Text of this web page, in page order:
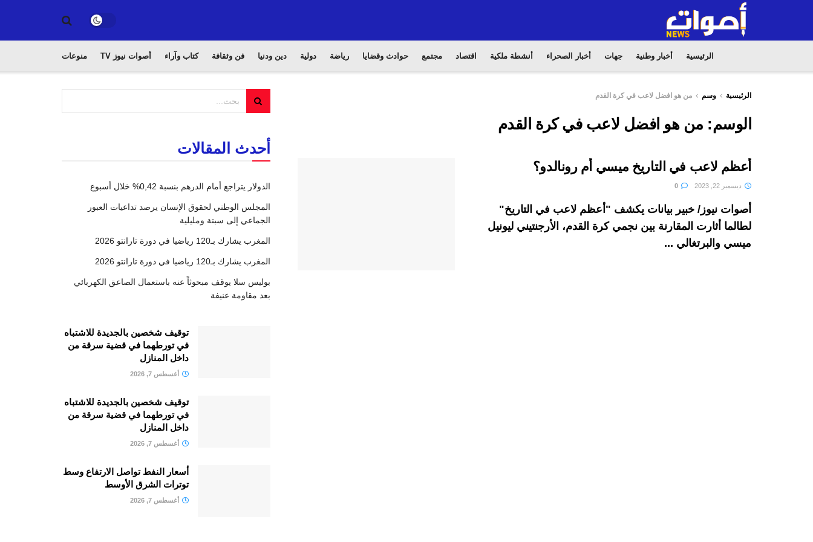
الرئيسية أخبار وطنية جهات أخبار الصحراء أنشطة ملكية اقتصاد مجتمع حوادث وقضايا رياضة دولية دين ودنيا فن وثقافة كتاب وآراء أصوات نيوز TV منوعات
الرئيسية وسم من هو افضل لاعب في كرة القدم
الوسم: من هو افضل لاعب في كرة القدم
أعظم لاعب في التاريخ ميسي أم رونالدو؟
ديسمبر 22, 2023
أصوات نيوز/ خبير بيانات يكشف "أعظم لاعب في التاريخ"
لطالما أثارت المقارنة بين نجمي كرة القدم، الأرجنتيني ليونيل
ميسي والبرتغالي ...
أحدث المقالات
الدولار يتراجع أمام الدرهم بنسبة 0,42% خلال أسبوع
المجلس الوطني لحقوق الإنسان يرصد تداعيات العبور
الجماعي إلى سبتة ومليلية
المغرب يشارك بـ120 رياضيا في دورة تارانتو 2026
المغرب يشارك بـ120 رياضيا في دورة تارانتو 2026
بوليس سلا يوقف مبحوثاً عنه باستعمال الصاعق الكهربائي
بعد مقاومة عنيفة
توقيف شخصين بالجديدة للاشتباه
في تورطهما في قضية سرقة من
داخل المنازل
أغسطس 7, 2026
توقيف شخصين بالجديدة للاشتباه
في تورطهما في قضية سرقة من
داخل المنازل
أغسطس 7, 2026
أسعار النفط تواصل الارتفاع وسط
توترات الشرق الأوسط
أغسطس 7, 2026